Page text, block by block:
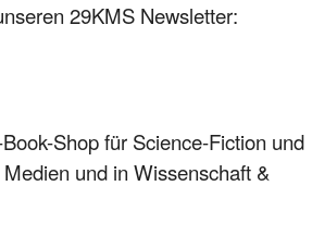
29KMS Newsletter:
Shop für Science-Fiction und
und in Wissenschaft &